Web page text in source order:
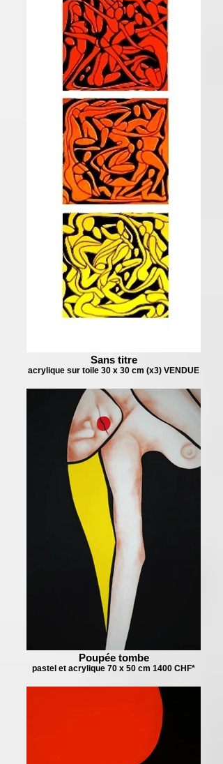
Sans titre
acrylique sur toile 30 x 30 cm (x3) VENDUE
Poupée tombe
pastel et acrylique 70 x 50 cm 1400 CHF*